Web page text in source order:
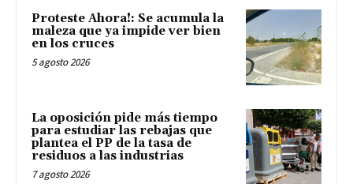
Proteste Ahora!: Se acumula la
maleza que ya impide ver bien
en los cruces
5 agosto 2026
La oposición pide más tiempo
para estudiar las rebajas que
plantea el PP de la tasa de
residuos a las industrias
7 agosto 2026